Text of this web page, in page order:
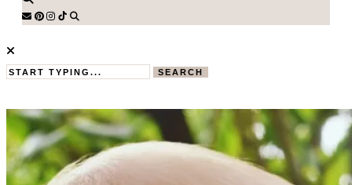
SEARCH